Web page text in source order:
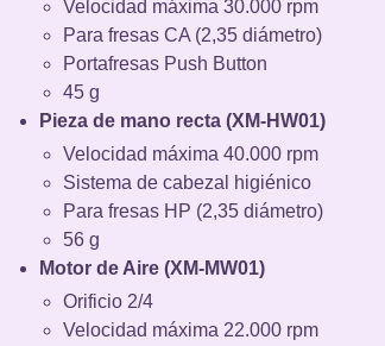
Velocidad máxima 30.000 rpm
Para fresas CA (2,35 diámetro)
Portafresas Push Button
45 g
Pieza de mano recta (XM-HW01)
Velocidad máxima 40.000 rpm
Sistema de cabezal higiénico
Para fresas HP (2,35 diámetro)
56 g
Motor de Aire (XM-MW01)
Orificio 2/4
Velocidad máxima 22.000 rpm